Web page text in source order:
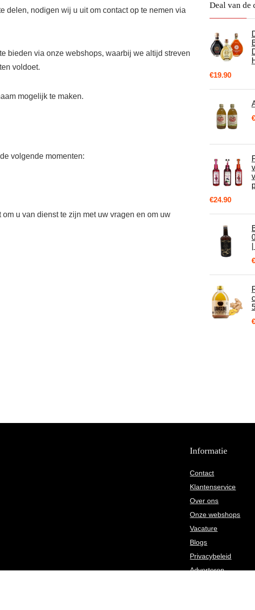
delen, nodigen wij u uit om contact op te nemen via
bieden via onze webshops, waarbij we altijd streven
voldoet.
mogelijk te maken.
volgende momenten:
u van dienst te zijn met uw vragen en om uw
Deal van de
€19.90
€
€24.90
€
€
Informatie
Contact
Klantenservice
Over ons
Onze webshops
Vacature
Blogs
Privacybeleid
Adverteren